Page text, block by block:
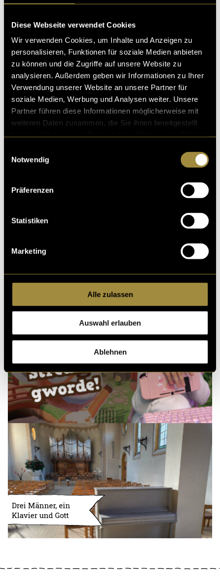
Diese Webseite verwendet Cookies
Wir verwenden Cookies, um Inhalte und Anzeigen zu
personalisieren, Funktionen für soziale Medien anbieten
zu können und die Zugriffe auf unsere Website zu
analysieren. Außerdem geben wir Informationen zu Ihrer
Verwendung unserer Website an unsere Partner für
soziale Medien, Werbung und Analysen weiter. Unsere
Partner führen diese Informationen möglicherweise mit
weiteren Daten zusammen, die Sie ihnen bereitgestellt
Notwendig
Präferenzen
Statistiken
Marketing
Alle zulassen
Auswahl erlauben
Ablehnen
Hierist ein kurzer Ausschnitt unseres Setups zu
(bas)
Drei Männer, ein
Klavier und Gott